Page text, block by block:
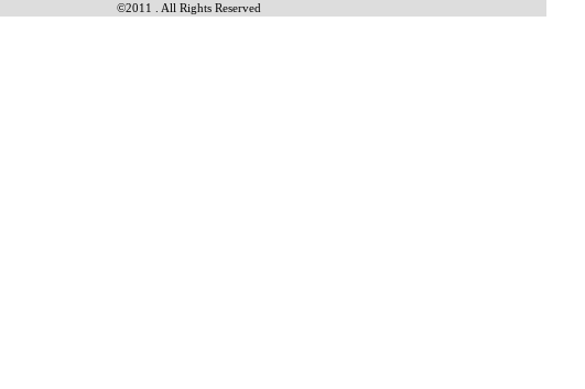
©2011 . All Rights Reserved